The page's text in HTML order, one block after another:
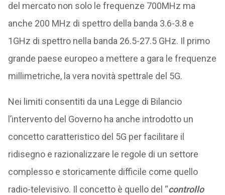
del mercato non solo le frequenze 700MHz ma
anche 200 MHz di spettro della banda 3.6-3.8 e
1GHz di spettro nella banda 26.5-27.5 GHz. Il primo
grande paese europeo a mettere a gara le frequenze
millimetriche, la vera novità spettrale del 5G.
Nei limiti consentiti da una Legge di Bilancio
l’intervento del Governo ha anche introdotto un
concetto caratteristico del 5G per facilitare il
ridisegno e razionalizzare le regole di un settore
complesso e storicamente difficile come quello
radio-televisivo. Il concetto è quello del “controllo